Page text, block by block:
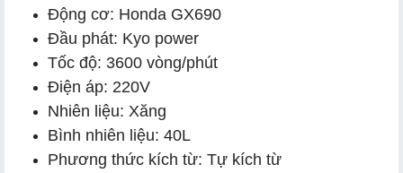
d. Máy bền, dễ bảo dưỡng, thay thế linh phụ kiện
Động cơ: Honda GX690
Đầu phát: Kyo power
Tốc độ: 3600 vòng/phút
Điện áp: 220V
Nhiên liệu: Xăng
Bình nhiên liệu: 40L
Phương thức kích từ: Tự kích từ